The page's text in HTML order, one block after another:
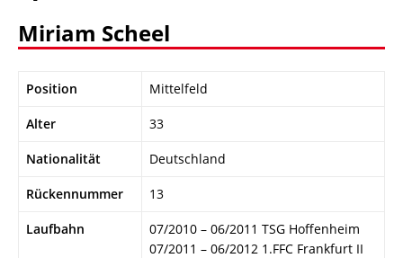
Miriam Scheel
Position Mittelfeld
Alter 33
Nationalität Deutschland
Rückennummer 13
Laufbahn
07/2010 – 06/2011 TSG Hoffenheim
07/2011 – 06/2012 1.FFC Frankfurt II